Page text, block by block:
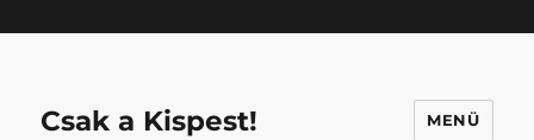
Csak a Kispest! MENÜ